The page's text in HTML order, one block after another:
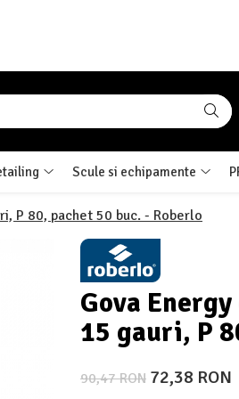
Scule si echipamente
P 80, pachet 50 buc. - Roberlo
Gova
15 gauri, P
90,47 RON 72,38 RON